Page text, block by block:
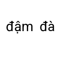
đậm đà